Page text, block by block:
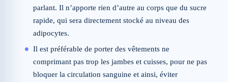
parlant. Il n’apporte rien d’autre au corps que du sucre
rapide, qui sera directement stocké au niveau des
adipocytes.
Il est préférable de porter des vêtements ne
comprimant pas trop les jambes et cuisses, pour ne pas
bloquer la circulation sanguine et ainsi, éviter